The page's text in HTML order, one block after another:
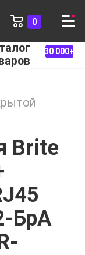
0
30 000+
Brite
БрА